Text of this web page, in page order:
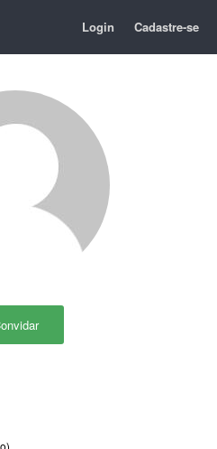
Login Cadastre-se